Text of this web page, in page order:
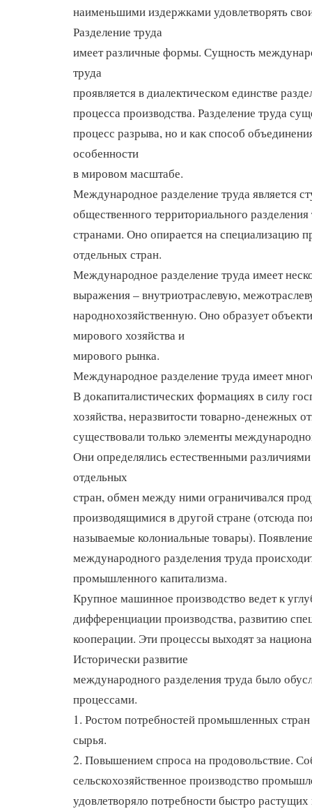
наименьшими издержками удовлетворять
Разделение труда
имеет различные формы. Сущность
труда
проявляется в диалектическом единстве
процесса производства. Разделение труда
процесс разрыва, но и как способ
особенности
в мировом масштабе.
Международное разделение труда является
общественного территориального
странами. Оно опирается на специализацию
отдельных стран.
Международное разделение труда имеет
выражения – внутриотраслевую,
народнохозяйственную. Оно образует
мирового хозяйства и
мирового рынка.
Международное разделение труда имеет
В докапиталистических формациях в силу
хозяйства, неразвитости товарно-денежных
существовали только элементы
Они определялись естественными
отдельных
стран, обмен между ними ограничивался
производящимися в другой стране (отсюда
называемые колониальные товары).
международного разделения труда
промышленного капитализма.
Крупное машинное производство ведет к
дифференциации производства, развитию
кооперации. Эти процессы выходят за
Исторически развитие
международного разделения труда было
процессами.
1. Ростом потребностей промышленных
сырья.
2. Повышением спроса на продовольствие.
сельскохозяйственное производство
удовлетворяло потребности быстро